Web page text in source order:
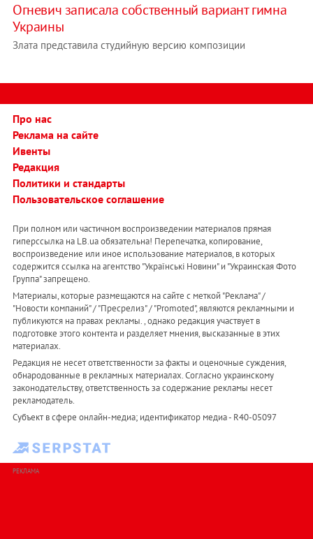
Огневич записала собственный вариант гимна
Украины
Злата представила студийную версию композиции
Про нас
Реклама на сайте
Ивенты
Редакция
Политики и стандарты
Пользовательское соглашение
При полном или частичном воспроизведении материалов прямая
гиперссылка на LB.ua обязательна! Перепечатка, копирование,
воспроизведение или иное использование материалов, в которых
содержится ссылка на агентство "Українськi Новини" и "Украинская Фото
Группа" запрещено.
Материалы, которые размещаются на сайте с меткой "Реклама" /
"Новости компаний" / "Пресрелиз" / "Promoted", являются рекламными и
публикуются на правах рекламы. , однако редакция участвует в
подготовке этого контента и разделяет мнения, высказанные в этих
материалах.
Редакция не несет ответственности за факты и оценочные суждения,
обнародованные в рекламных материалах. Согласно украинскому
законодательству, ответственность за содержание рекламы несет
рекламодатель.
Субъект в сфере онлайн-медиа; идентификатор медиа - R40-05097
РЕКЛАМА